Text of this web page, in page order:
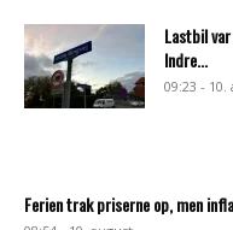
Lastbil
Indre...
09:23 - 10.
Ferien trak priserne op, men